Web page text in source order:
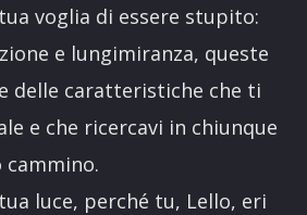
voglia di essere stupito:
e lungimiranza, queste
delle caratteristiche che ti
e che ricercavi in chiunque
cammino.
luce, perché tu, Lello, eri